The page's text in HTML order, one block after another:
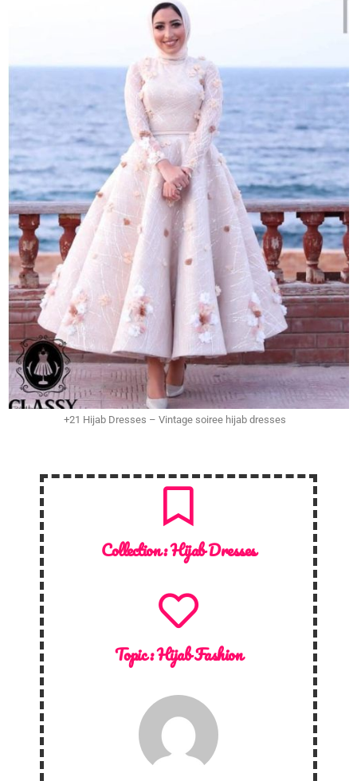
+21 Hijab Dresses – Vintage soiree hijab dresses
Collection :Hijab Dresses
Topic :Hijab Fashion